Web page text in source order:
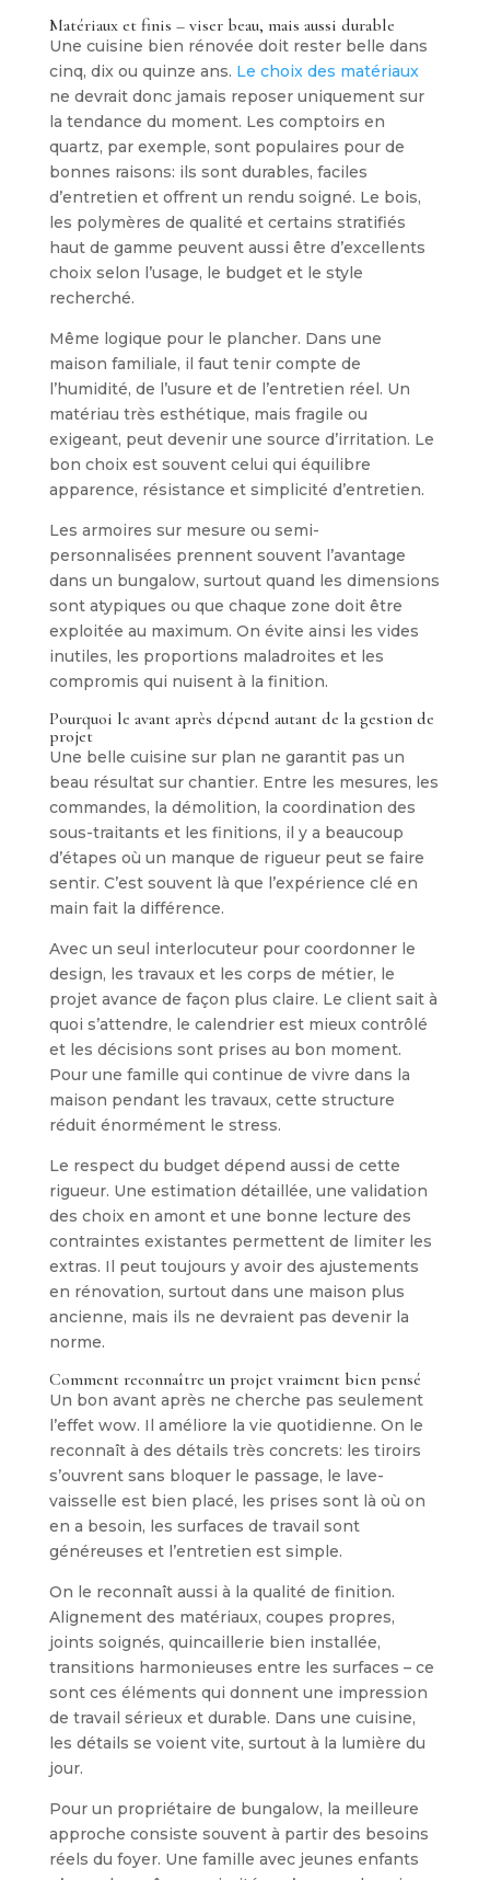
Matériaux et finis – viser beau, mais aussi durable
Une cuisine bien rénovée doit rester belle dans
cinq, dix ou quinze ans. Le choix des matériaux
ne devrait donc jamais reposer uniquement sur
la tendance du moment. Les comptoirs en
quartz, par exemple, sont populaires pour de
bonnes raisons: ils sont durables, faciles
d’entretien et offrent un rendu soigné. Le bois,
les polymères de qualité et certains stratifiés
haut de gamme peuvent aussi être d’excellents
choix selon l’usage, le budget et le style
recherché.
Même logique pour le plancher. Dans une
maison familiale, il faut tenir compte de
l’humidité, de l’usure et de l’entretien réel. Un
matériau très esthétique, mais fragile ou
exigeant, peut devenir une source d’irritation. Le
bon choix est souvent celui qui équilibre
apparence, résistance et simplicité d’entretien.
Les armoires sur mesure ou semi-
personnalisées prennent souvent l’avantage
dans un bungalow, surtout quand les dimensions
sont atypiques ou que chaque zone doit être
exploitée au maximum. On évite ainsi les vides
inutiles, les proportions maladroites et les
compromis qui nuisent à la finition.
Pourquoi le avant après dépend autant de la gestion de
projet
Une belle cuisine sur plan ne garantit pas un
beau résultat sur chantier. Entre les mesures, les
commandes, la démolition, la coordination des
sous-traitants et les finitions, il y a beaucoup
d’étapes où un manque de rigueur peut se faire
sentir. C’est souvent là que l’expérience clé en
main fait la différence.
Avec un seul interlocuteur pour coordonner le
design, les travaux et les corps de métier, le
projet avance de façon plus claire. Le client sait à
quoi s’attendre, le calendrier est mieux contrôlé
et les décisions sont prises au bon moment.
Pour une famille qui continue de vivre dans la
maison pendant les travaux, cette structure
réduit énormément le stress.
Le respect du budget dépend aussi de cette
rigueur. Une estimation détaillée, une validation
des choix en amont et une bonne lecture des
contraintes existantes permettent de limiter les
extras. Il peut toujours y avoir des ajustements
en rénovation, surtout dans une maison plus
ancienne, mais ils ne devraient pas devenir la
norme.
Comment reconnaître un projet vraiment bien pensé
Un bon avant après ne cherche pas seulement
l’effet wow. Il améliore la vie quotidienne. On le
reconnaît à des détails très concrets: les tiroirs
s’ouvrent sans bloquer le passage, le lave-
vaisselle est bien placé, les prises sont là où on
en a besoin, les surfaces de travail sont
généreuses et l’entretien est simple.
On le reconnaît aussi à la qualité de finition.
Alignement des matériaux, coupes propres,
joints soignés, quincaillerie bien installée,
transitions harmonieuses entre les surfaces – ce
sont ces éléments qui donnent une impression
de travail sérieux et durable. Dans une cuisine,
les détails se voient vite, surtout à la lumière du
jour.
Pour un propriétaire de bungalow, la meilleure
approche consiste souvent à partir des besoins
réels du foyer. Une famille avec jeunes enfants